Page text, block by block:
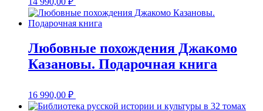
Любовные похождения Джакомо
Казановы. Подарочная книга
16 990,00 ₽